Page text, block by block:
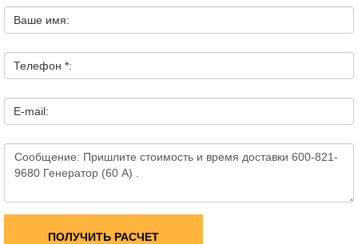
Ваше имя:
Телефон *:
E-mail:
ПОЛУЧИТЬ РАСЧЕТ